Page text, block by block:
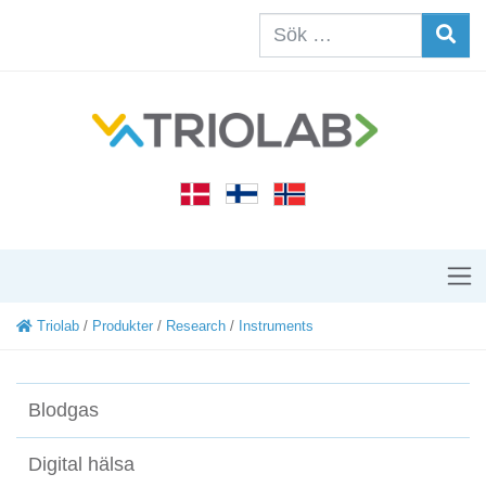
Triolab / Produkter / Research / Instruments
Blodgas
Digital hälsa